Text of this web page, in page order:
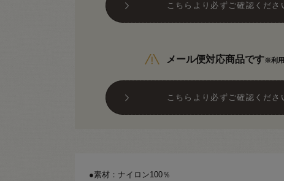
こちらより必ずご確認くださ
メール便対応商品です※利用
こちらより必ずご確認くださ
●素材：ナイロン100％